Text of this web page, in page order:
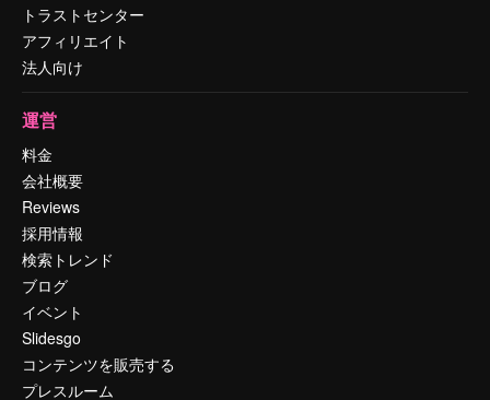
トラストセンター
アフィリエイト
法人向け
運営
料金
会社概要
Reviews
採用情報
検索トレンド
ブログ
イベント
Slidesgo
コンテンツを販売する
プレスルーム